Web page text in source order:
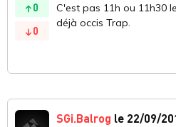
0
0
C'est pas 11h ou 11h30
déjà occis Trap.
SGi.Balrog le 22/09/